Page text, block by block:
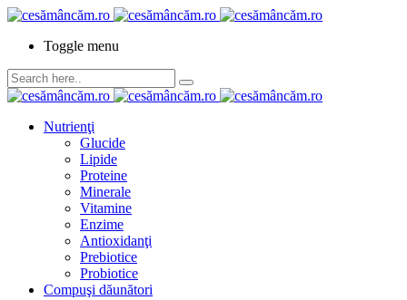
Toggle menu
Nutrienţi
Glucide
Lipide
Proteine
Minerale
Vitamine
Enzime
Antioxidanţi
Prebiotice
Probiotice
Compuşi dăunători